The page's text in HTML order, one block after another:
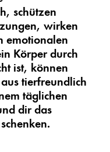
schützen
wirken
emotionalen
Körper durch
ist, können
aus tierfreundlich
täglichen
dir das